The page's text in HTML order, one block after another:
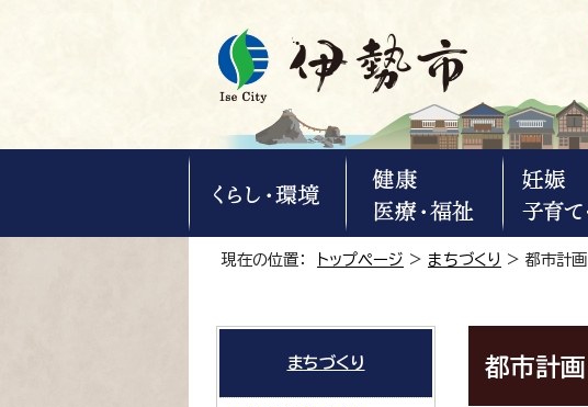
現在の位置： トップページ > まちづくり > 都市計画
都市計画
まちづくり